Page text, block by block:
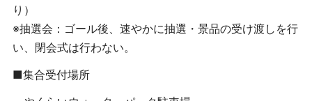
り）
※抽選会：ゴール後、速やかに抽選・景品の受け渡しを行
い、閉会式は行わない。
■集合受付場所